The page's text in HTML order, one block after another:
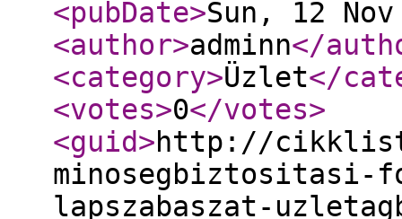
<pubDate>Sun, 12
<author>adminn</
<category>Üzlet</
<votes>0</votes>
<guid>http://
minosegbiztositasi-
lapszabaszat-